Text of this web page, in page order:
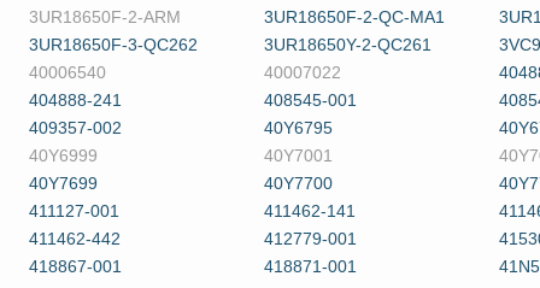
3UR18650F-2-ARM
3UR18650F-2-QC-MA1
3UR18650F-3-QC262
3UR18650Y-2-QC261
40006540
40007022
404888-241
408545-001
409357-002
40Y6795
40Y6999
40Y7001
40Y7699
40Y7700
411127-001
411462-141
411462-442
412779-001
418867-001
418871-001